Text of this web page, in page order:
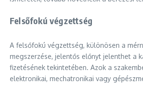
Felsőfokú végzettség
A felsőfokú végzettség, különösen a
megszerzése, jelentős előnyt jelenthet a
fizetésének tekintetében. Azok a
elektronikai, mechatronikai vagy